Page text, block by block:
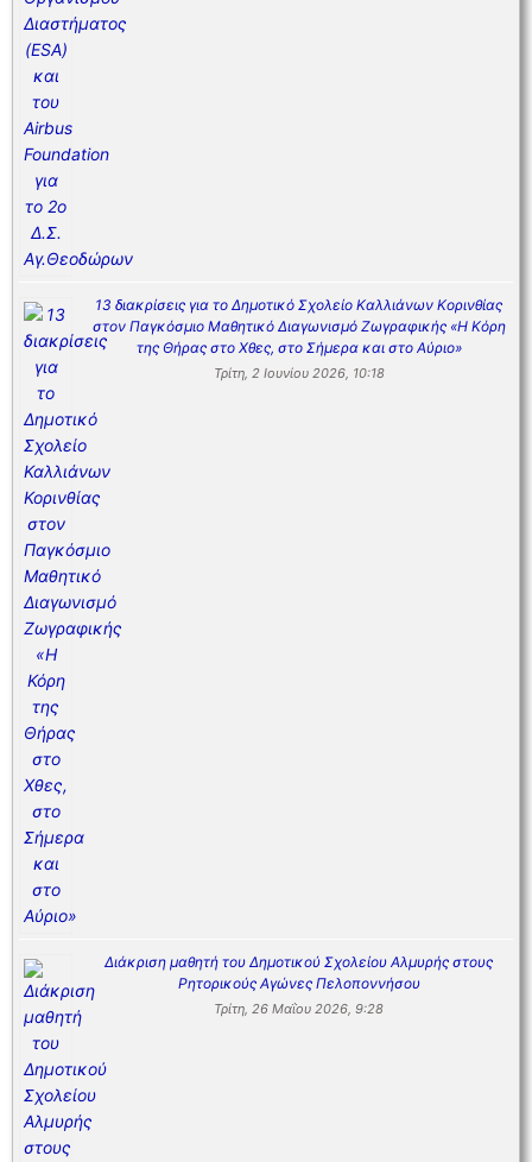
13 διακρίσεις για το Δημοτικό Σχολείο Καλλιάνων Κορινθίας
στον Παγκόσμιο Μαθητικό Διαγωνισμό Ζωγραφικής «Η Κόρη
της Θήρας στο Χθες, στο Σήμερα και στο Αύριο»
Τρίτη, 2 Ιουνίου 2026, 10:18
Διάκριση μαθητή του Δημοτικού Σχολείου Αλμυρής στους
Ρητορικούς Αγώνες Πελοποννήσου
Τρίτη, 26 Μαΐου 2026, 9:28